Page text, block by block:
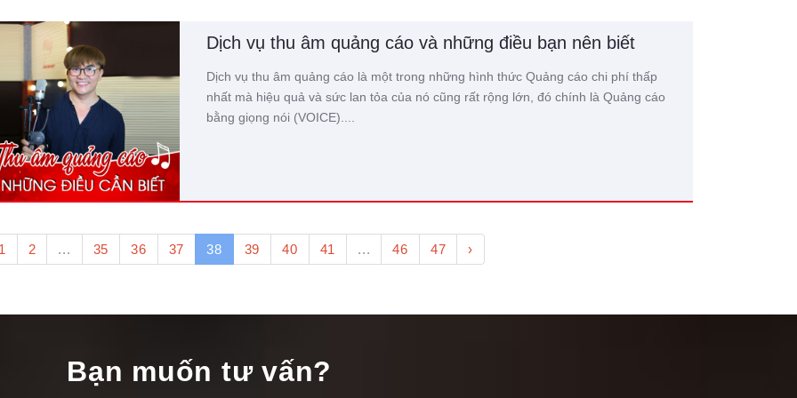
Dịch vụ thu âm quảng cáo và những điều bạn nên biết
Dịch vụ thu âm quảng cáo là một trong những hình thức Quảng cáo chi phí thấp
nhất mà hiệu quả và sức lan tỏa của nó cũng rất rộng lớn, đó chính là Quảng cáo
bằng giọng nói (VOICE)....
2 ... 35 36 37 38 39 40 41 ... 46 47 ›
Bạn muốn tư vấn?